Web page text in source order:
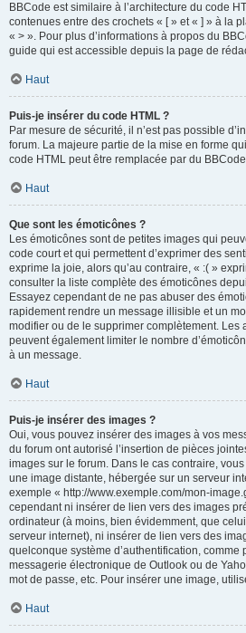
BBCode est similaire à l’architecture du code
contenues entre des crochets « [ » et « ] » à la
« > ». Pour plus d’informations à propos du
guide qui est accessible depuis la page de
Haut
Puis-je insérer du code HTML ?
Par mesure de sécurité, il n’est pas possible
forum. La majeure partie de la mise en forme
code HTML peut être remplacée par du
Haut
Que sont les émoticônes ?
Les émoticônes sont de petites images qui
code court et qui permettent d’exprimer des
exprime la joie, alors qu’au contraire, « :( »
consulter la liste complète des émoticônes
Essayez cependant de ne pas abuser des
rapidement rendre un message illisible et un
modifier ou de le supprimer complètement. Les
peuvent également limiter le nombre
à un message.
Haut
Puis-je insérer des images ?
Oui, vous pouvez insérer des images à vos
du forum ont autorisé l’insertion de pièces
images sur le forum. Dans le cas contraire,
une image distante, hébergée sur un serveur
exemple « http://www.exemple.com/mon-
cependant ni insérer de lien vers des images
ordinateur (à moins, bien évidemment, que
serveur internet), ni insérer de lien vers des
quelconque système d’authentification, comme
messagerie électronique de Outlook ou de
mot de passe, etc. Pour insérer une image,
Haut